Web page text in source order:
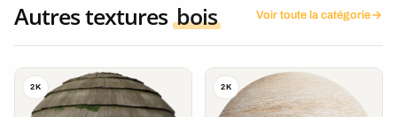
Autres textures bois Voir toute la catégorie
2K 2K